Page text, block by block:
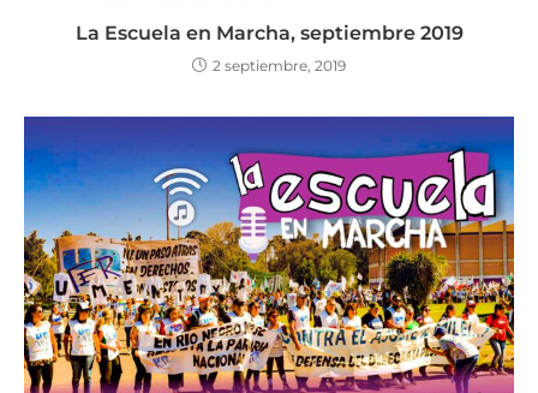
La Escuela en Marcha, septiembre 2019
2 septiembre, 2019